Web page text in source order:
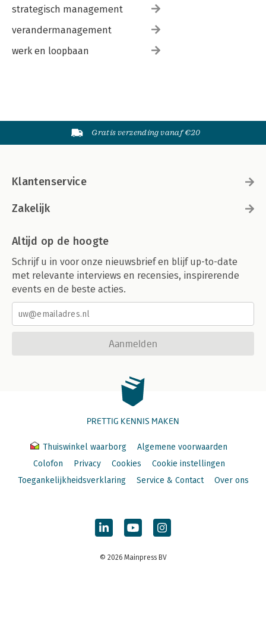
strategisch management
verandermanagement
werk en loopbaan
Gratis verzending vanaf €20
Klantenservice
Zakelijk
Altijd op de hoogte
Schrijf u in voor onze nieuwsbrief en blijf up-to-date
met relevante interviews en recensies, inspirerende
events en de beste acties.
Aanmelden
PRETTIG KENNIS MAKEN
Thuiswinkel waarborg
Algemene voorwaarden
Colofon
Privacy Cookies
Cookie instellingen
Toegankelijkheidsverklaring
Service & Contact Over ons
© 2026 Mainpress BV